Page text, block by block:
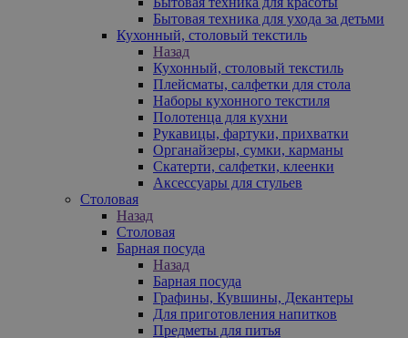
Бытовая техника для ухода за детьми
Кухонный, столовый текстиль
Назад
Кухонный, столовый текстиль
Плейсматы, салфетки для стола
Наборы кухонного текстиля
Полотенца для кухни
Рукавицы, фартуки, прихватки
Органайзеры, сумки, карманы
Скатерти, салфетки, клеенки
Аксессуары для стульев
Столовая
Назад
Столовая
Барная посуда
Назад
Барная посуда
Графины, Кувшины, Декантеры
Для приготовления напитков
Предметы для питья